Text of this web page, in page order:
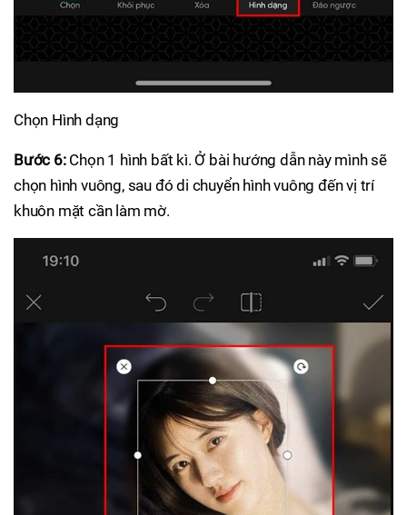
Chọn Hình dạng
Bước 6:Chọn 1 hình bất kì. Ở bài hướng dẫn này mình sẽ
chọn hình vuông, sau đó di chuyển hình vuông đến vị trí
khuôn mặt cần làm mờ.